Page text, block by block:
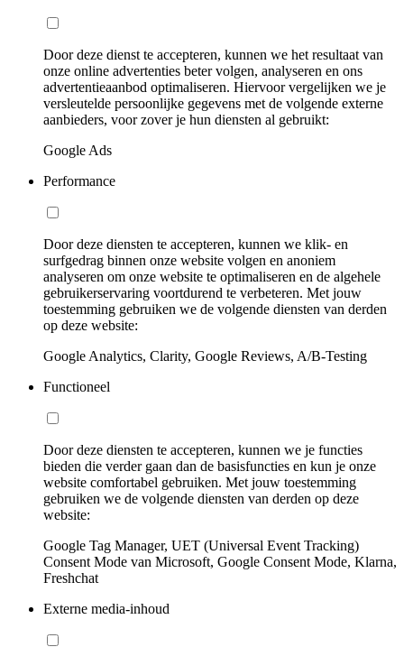
Door deze dienst te accepteren, kunnen we het resultaat van
onze online advertenties beter volgen, analyseren en ons
advertentieaanbod optimaliseren. Hiervoor vergelijken we je
versleutelde persoonlijke gegevens met de volgende externe
aanbieders, voor zover je hun diensten al gebruikt:
Google Ads
Performance
Door deze diensten te accepteren, kunnen we klik- en
surfgedrag binnen onze website volgen en anoniem
analyseren om onze website te optimaliseren en de algehele
gebruikerservaring voortdurend te verbeteren. Met jouw
toestemming gebruiken we de volgende diensten van derden
op deze website:
Google Analytics, Clarity, Google Reviews, A/B-Testing
Functioneel
Door deze diensten te accepteren, kunnen we je functies
bieden die verder gaan dan de basisfuncties en kun je onze
website comfortabel gebruiken. Met jouw toestemming
gebruiken we de volgende diensten van derden op deze
website:
Google Tag Manager, UET (Universal Event Tracking)
Consent Mode van Microsoft, Google Consent Mode, Klarna,
Freshchat
Externe media-inhoud